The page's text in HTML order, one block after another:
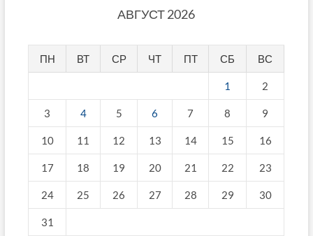
АВГУСТ 2026
ПН ВТ СР ЧТ ПТ СБ ВС
1 2
3 4 5 6 7 8 9
10 11 12 13 14 15 16
17 18 19 20 21 22 23
24 25 26 27 28 29 30
31